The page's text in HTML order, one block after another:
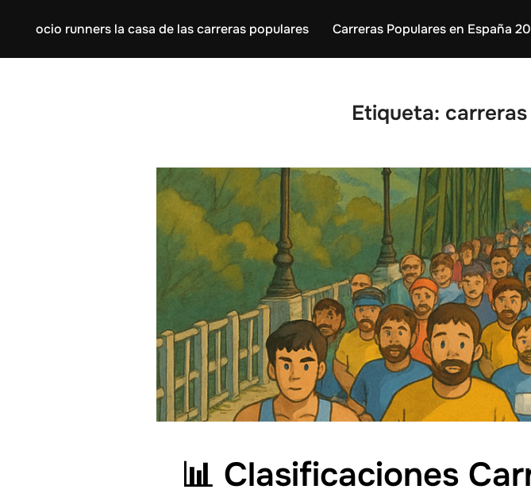
ocio runners la casa de las carreras populares Carreras Populares en España
Etiqueta:
📊 Clasificaciones